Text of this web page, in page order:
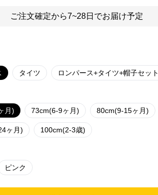
ご注文確定から7~28日でお届け予定
タイツ ロンパース+タイツ+帽子セット
月) 73cm(6-9ヶ月) 80cm(9-15ヶ月)
ヶ月) 100cm(2-3歳)
ピンク